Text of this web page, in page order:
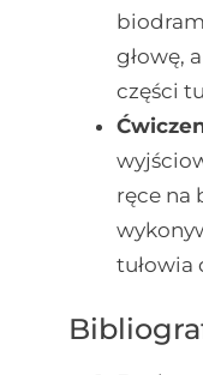
głowę,
części
ręce na
tułowia